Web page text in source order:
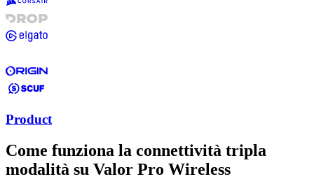
Product
Come funziona la connettività tripla
modalità su Valor Pro Wireless